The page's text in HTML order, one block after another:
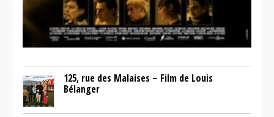
125, rue des Malaises – Film de Louis
Bélanger